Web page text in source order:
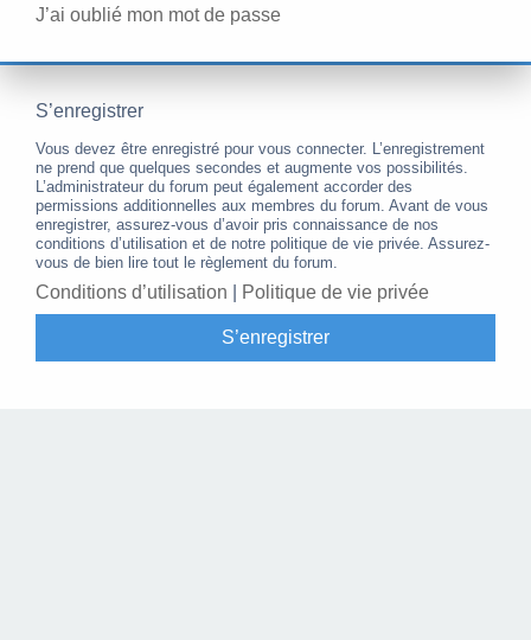
J’ai oublié mon mot de passe
S’enregistrer
Vous devez être enregistré pour vous connecter. L’enregistrement
ne prend que quelques secondes et augmente vos possibilités.
L’administrateur du forum peut également accorder des
permissions additionnelles aux membres du forum. Avant de vous
enregistrer, assurez-vous d’avoir pris connaissance de nos
conditions d’utilisation et de notre politique de vie privée. Assurez-
vous de bien lire tout le règlement du forum.
Conditions d’utilisation Politique de vie privée
S’enregistrer